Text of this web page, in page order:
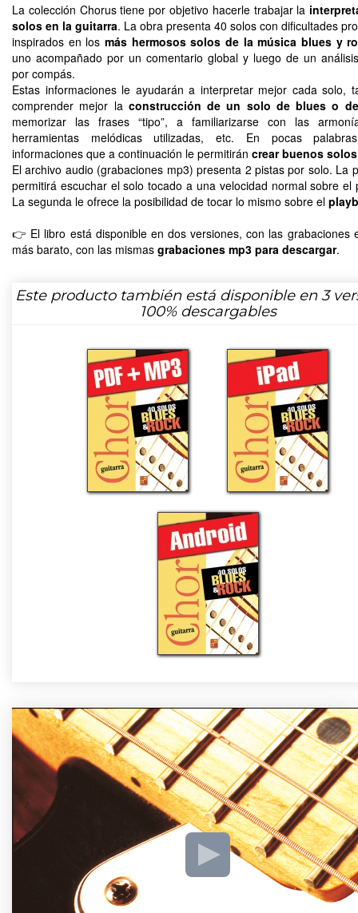
La colección Chorus tiene por objetivo hacerle trabajar la
solos en la guitarra. La obra presenta 40 solos con dificultades
inspirados en los más hermosos solos de la música blues y
uno acompañado por un comentario global y luego de un
por compás.
Estas informaciones le ayudarán a interpretar mejor cada solo,
comprender mejor la construcción de un solo de blues o
memorizar las frases “tipo”, a familiarizarse con las
herramientas melódicas utilizadas, etc. En pocas
informaciones que a continuación le permitirán crear buenos solos
El archivo audio (grabaciones mp3) presenta 2 pistas por solo. La
permitirá escuchar el solo tocado a una velocidad normal sobre el
La segunda le ofrece la posibilidad de tocar lo mismo sobre el
👉 El libro está disponible en dos versiones, con las grabaciones
más barato, con las mismas grabaciones mp3 para descargar.
Este producto también está disponible en 3
100% descargables